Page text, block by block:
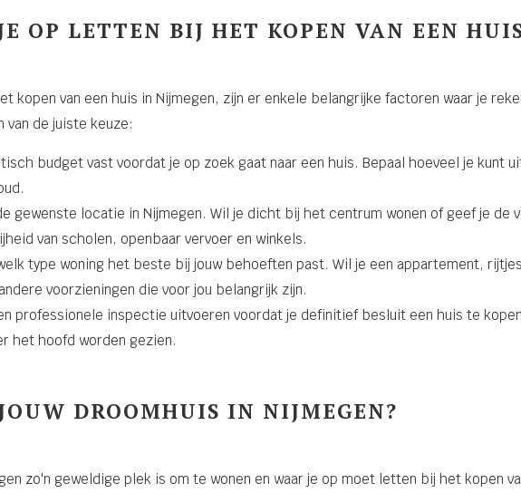
OP LETTEN BIJ HET KOPEN VAN EEN
kopen van een huis in Nijmegen, zijn er enkele belangrijke factoren waar je
van de juiste keuze:
budget vast voordat je op zoek gaat naar een huis. Bepaal hoeveel je kunt
gewenste locatie in Nijmegen. Wil je dicht bij het centrum wonen of geef je de
van scholen, openbaar vervoer en winkels.
type woning het beste bij jouw behoeften past. Wil je een appartement,
voorzieningen die voor jou belangrijk zijn.
professionele inspectie uitvoeren voordat je definitief besluit een huis te
het hoofd worden gezien.
DROOMHUIS IN NIJMEGEN?
zo'n geweldige plek is om te wonen en waar je op moet letten bij het kopen